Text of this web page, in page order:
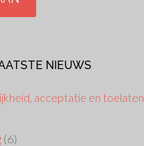
NIEUWS
acceptatie en toelaten
(6)